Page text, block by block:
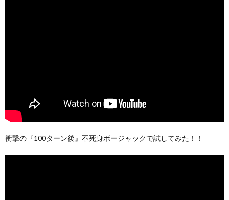
衝撃の『100ターン後』不死身ボージャックで試してみた！！